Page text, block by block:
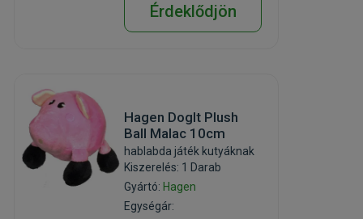
Érdeklődjön
Hagen DogIt Plush
Ball Malac 10cm
hablabda játék kutyáknak
Kiszerelés: 1 Darab
Gyártó: Hagen
Egységár: